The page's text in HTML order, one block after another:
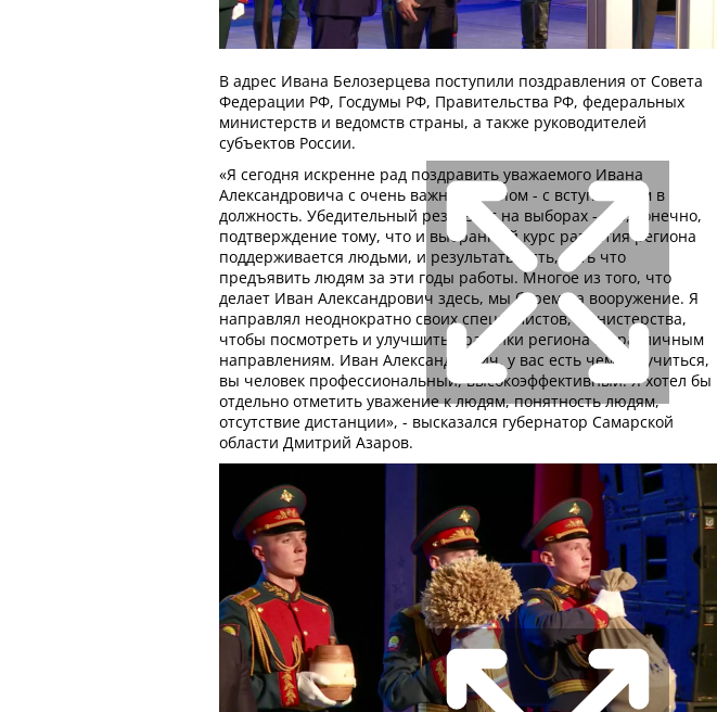
В адрес Ивана Белозерцева поступили поздравления от Совета
Федерации РФ, Госдумы РФ, Правительства РФ, федеральных
министерств и ведомств страны, а также руководителей
субъектов России.
«Я сегодня искренне рад поздравить уважаемого Ивана
Александровича с очень важным этапом - с вступлением в
должность. Убедительный результат на выборах - это, конечно,
подтверждение тому, что и выбранный курс развития региона
поддерживается людьми, и результаты есть, есть что
предъявить людям за эти годы работы. Многое из того, что
делает Иван Александрович здесь, мы берем на вооружение. Я
направлял неоднократно своих специалистов, министерства,
чтобы посмотреть и улучшить практики региона по различным
направлениям. Иван Александрович, у вас есть чему поучиться,
вы человек профессиональный, высокоэффективный. Я хотел бы
отдельно отметить уважение к людям, понятность людям,
отсутствие дистанции», - высказался губернатор Самарской
области Дмитрий Азаров.